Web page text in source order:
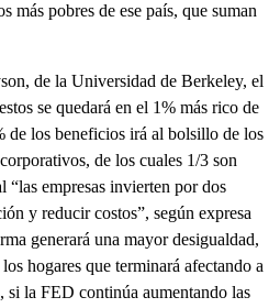
más pobres de ese país, que suman
de la Universidad de Berkeley, el
se quedará en el 1% más rico de
de los beneficios irá al bolsillo de los
de los cuales 1/3 son
“las empresas invierten por dos
y reducir costos”, según expresa
generará una mayor desigualdad,
hogares que terminará afectando a
si la FED continúa aumentando las